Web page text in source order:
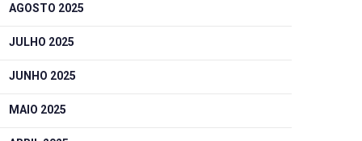
AGOSTO 2025
JULHO 2025
JUNHO 2025
MAIO 2025